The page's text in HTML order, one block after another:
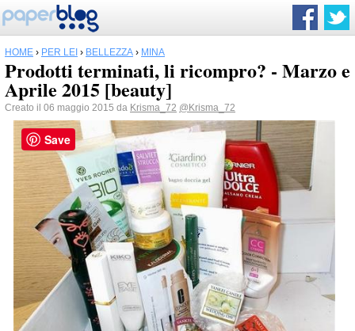
HOME › PER LEI › BELLEZZA › MINA
Prodotti terminati, li ricompro? - Marzo e
Aprile 2015 [beauty]
Creato il 06 maggio 2015 da Krisma_72 @Krisma_72
Save